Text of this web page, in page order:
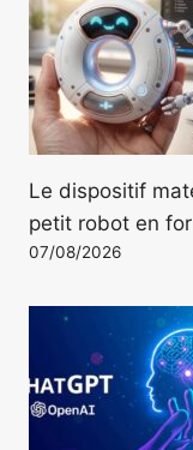
Le dispositif
petit robot en
07/08/2026